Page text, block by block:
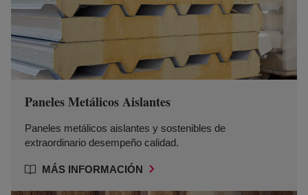
Paneles Metálicos Aislantes
Paneles metálicos aislantes y sostenibles de
extraordinario desempeño calidad.
MÁS INFORMACIÓN